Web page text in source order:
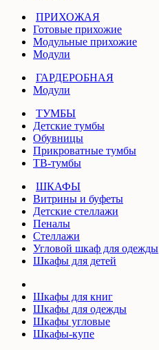
ПРИХОЖАЯ
Готовые прихожие
Модульные прихожие
Модули
ГАРДЕРОБНАЯ
Модули
ТУМБЫ
Детские тумбы
Обувницы
Прикроватные тумбы
ТВ-тумбы
ШКАФЫ
Витрины и буфеты
Детские стеллажи
Пеналы
Стеллажи
Угловой шкаф для одежды
Шкафы для детей
Шкафы для книг
Шкафы для одежды
Шкафы угловые
Шкафы-купе